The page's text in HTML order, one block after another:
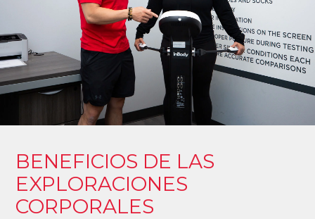
BENEFICIOS DE LAS
EXPLORACIONES
CORPORALES